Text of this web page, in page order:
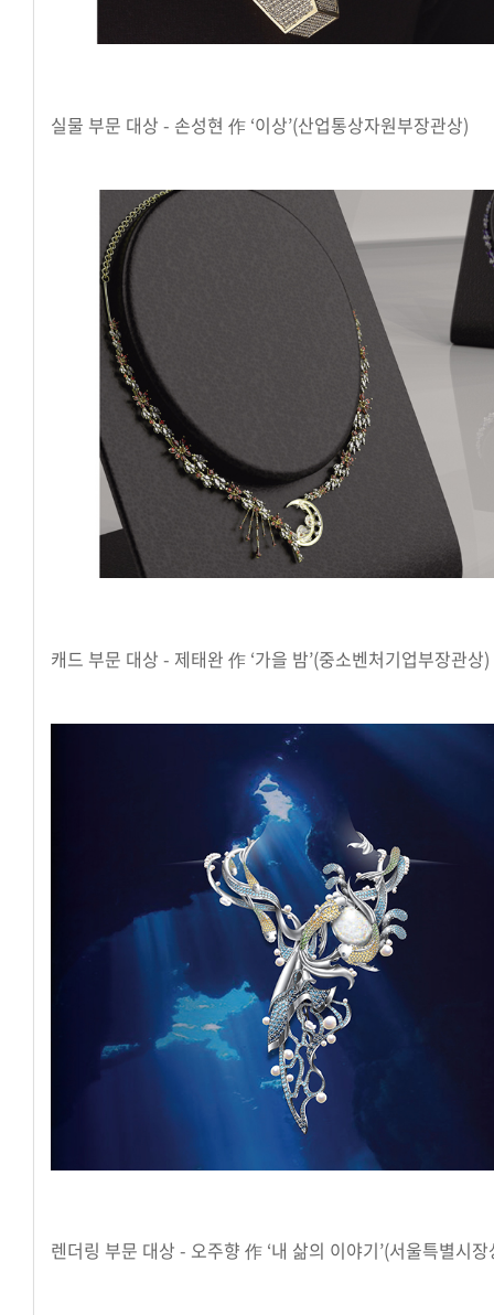
실물 부문 대상 - 손성현 作 ‘이상’(산업통상자원부장관상)
캐드 부문 대상 - 제태완 作 ‘가을 밤’(중소벤처기업부장관상)
렌더링 부문 대상 - 오주향 作 ‘내 삶의 이야기’(서울특별시장